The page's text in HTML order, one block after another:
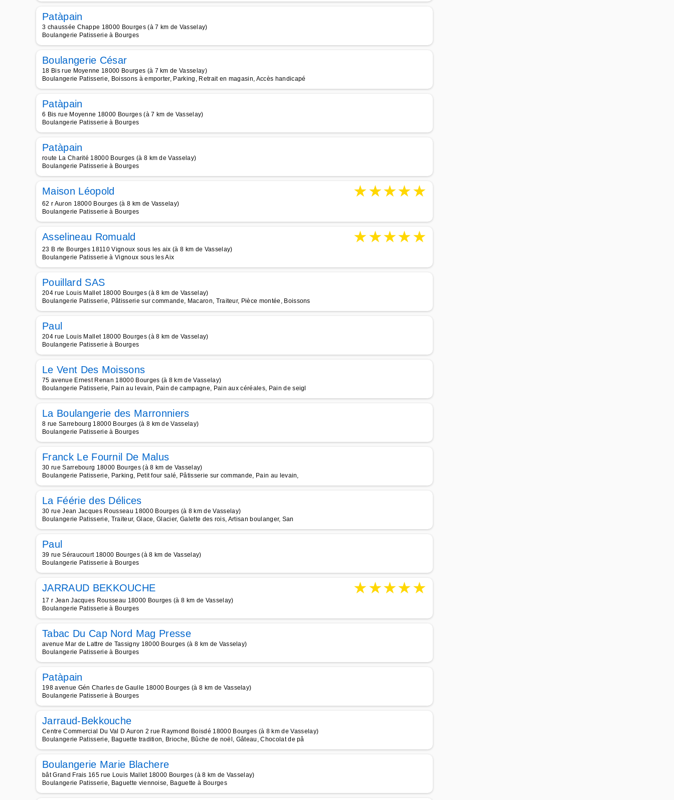
Patàpain
3 chaussée Chappe 18000 Bourges (à 7 km de Vasselay)
Boulangerie Patisserie à Bourges
Boulangerie César
18 Bis rue Moyenne 18000 Bourges (à 7 km de Vasselay)
Boulangerie Patisserie, Boissons à emporter, Parking, Retrait en magasin, Accès handicapé
Patàpain
6 Bis rue Moyenne 18000 Bourges (à 7 km de Vasselay)
Boulangerie Patisserie à Bourges
Patàpain
route La Charité 18000 Bourges (à 8 km de Vasselay)
Boulangerie Patisserie à Bourges
Maison Léopold ★★★★★
62 r Auron 18000 Bourges (à 8 km de Vasselay)
Boulangerie Patisserie à Bourges
Asselineau Romuald ★★★★★
23 B rte Bourges 18110 Vignoux sous les aix (à 8 km de Vasselay)
Boulangerie Patisserie à Vignoux sous les Aix
Pouillard SAS
204 rue Louis Mallet 18000 Bourges (à 8 km de Vasselay)
Boulangerie Patisserie, Pâtisserie sur commande, Macaron, Traiteur, Pièce montée, Boissons
Paul
204 rue Louis Mallet 18000 Bourges (à 8 km de Vasselay)
Boulangerie Patisserie à Bourges
Le Vent Des Moissons
75 avenue Ernest Renan 18000 Bourges (à 8 km de Vasselay)
Boulangerie Patisserie, Pain au levain, Pain de campagne, Pain aux céréales, Pain de seigl
La Boulangerie des Marronniers
8 rue Sarrebourg 18000 Bourges (à 8 km de Vasselay)
Boulangerie Patisserie à Bourges
Franck Le Fournil De Malus
30 rue Sarrebourg 18000 Bourges (à 8 km de Vasselay)
Boulangerie Patisserie, Parking, Petit four salé, Pâtisserie sur commande, Pain au levain,
La Féérie des Délices
30 rue Jean Jacques Rousseau 18000 Bourges (à 8 km de Vasselay)
Boulangerie Patisserie, Traiteur, Glace, Glacier, Galette des rois, Artisan boulanger, San
Paul
39 rue Séraucourt 18000 Bourges (à 8 km de Vasselay)
Boulangerie Patisserie à Bourges
JARRAUD BEKKOUCHE ★★★★★
17 r Jean Jacques Rousseau 18000 Bourges (à 8 km de Vasselay)
Boulangerie Patisserie à Bourges
Tabac Du Cap Nord Mag Presse
avenue Mar de Lattre de Tassigny 18000 Bourges (à 8 km de Vasselay)
Boulangerie Patisserie à Bourges
Patàpain
198 avenue Gén Charles de Gaulle 18000 Bourges (à 8 km de Vasselay)
Boulangerie Patisserie à Bourges
Jarraud-Bekkouche
Centre Commercial Du Val D Auron 2 rue Raymond Boisdé 18000 Bourges (à 8 km de Vasselay)
Boulangerie Patisserie, Baguette tradition, Brioche, Bûche de noël, Gâteau, Chocolat de pâ
Boulangerie Marie Blachere
bât Grand Frais 165 rue Louis Mallet 18000 Bourges (à 8 km de Vasselay)
Boulangerie Patisserie, Baguette viennoise, Baguette à Bourges